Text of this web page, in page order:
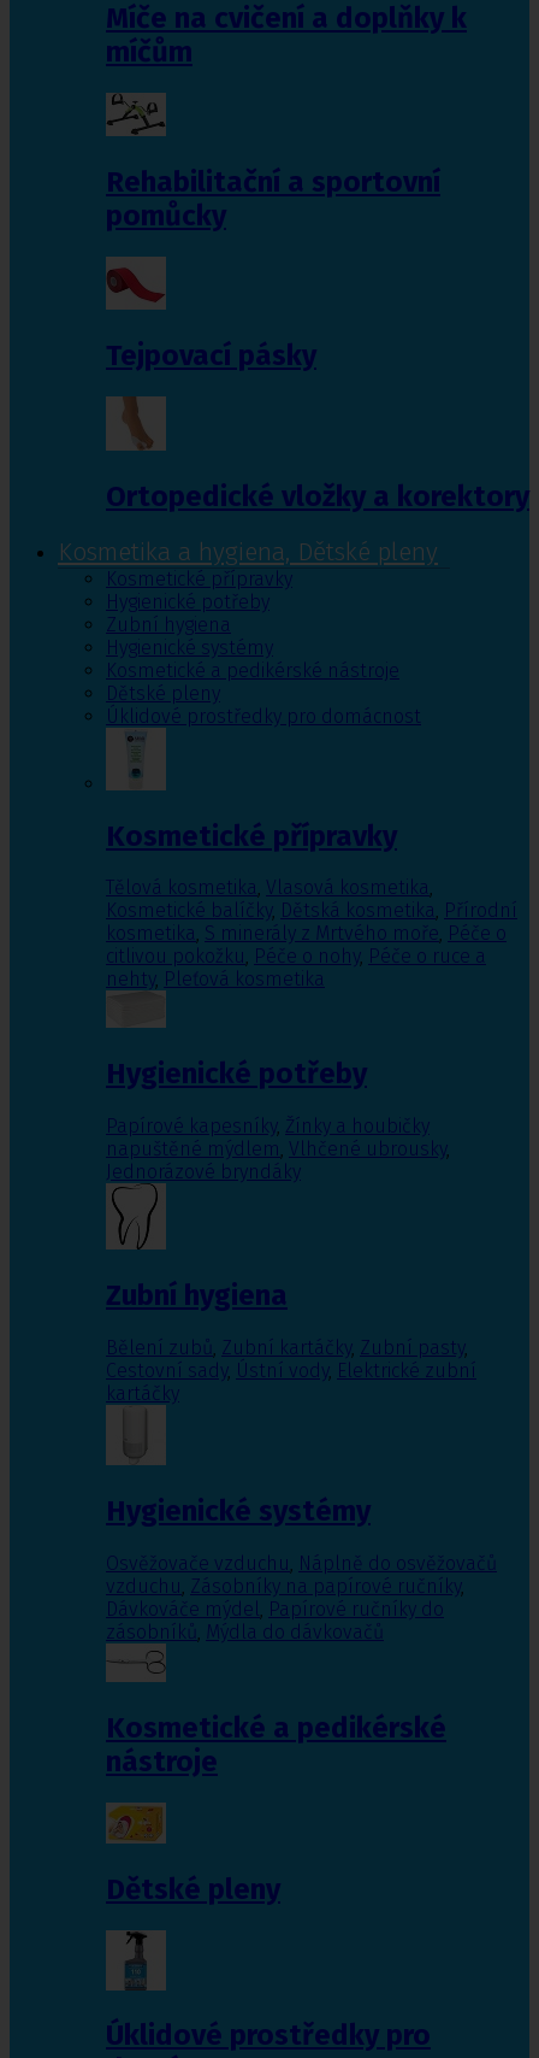
Míče na cvičení a doplňky k
míčům
Rehabilitační a sportovní
pomůcky
Tejpovací pásky
Ortopedické vložky a korektory
Kosmetika a hygiena, Dětské pleny
Kosmetické přípravky
Hygienické potřeby
Zubní hygiena
Hygienické systémy
Kosmetické a pedikérské nástroje
Dětské pleny
Úklidové prostředky pro domácnost
Kosmetické přípravky
Tělová kosmetika, Vlasová kosmetika,
Kosmetické balíčky, Dětská kosmetika, Přírodní
kosmetika, S minerály z Mrtvého moře, Péče o
citlivou pokožku, Péče o nohy, Péče o ruce a
nehty, Pleťová kosmetika
Hygienické potřeby
Papírové kapesníky, Žínky a houbičky
napuštěné mýdlem, Vlhčené ubrousky,
Jednorázové bryndáky
Zubní hygiena
Bělení zubů, Zubní kartáčky, Zubní pasty,
Cestovní sady, Ústní vody, Elektrické zubní
kartáčky
Hygienické systémy
Osvěžovače vzduchu, Náplně do osvěžovačů
vzduchu, Zásobníky na papírové ručníky,
Dávkováče mýdel, Papírové ručníky do
zásobníků, Mýdla do dávkovačů
Kosmetické a pedikérské
nástroje
Dětské pleny
Úklidové prostředky pro